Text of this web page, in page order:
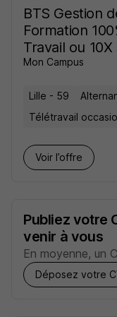
BTS Gestion
Formation
Travail ou
Mon Campus
Lille - 59
Télétravail
Voir l’offre
Publiez votre
venir à vous
En moyenne, un
Déposez votre